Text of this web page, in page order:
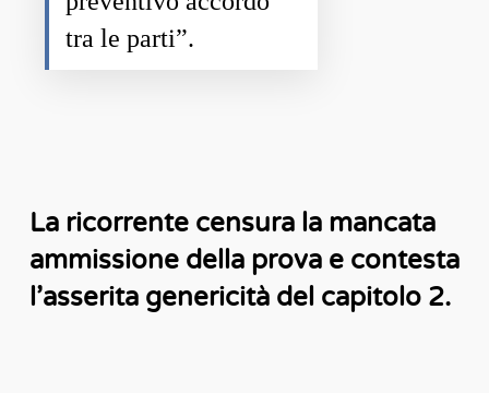
tra le parti”.
La ricorrente censura la mancata
ammissione della prova e contesta
l’asserita genericità del capitolo 2.